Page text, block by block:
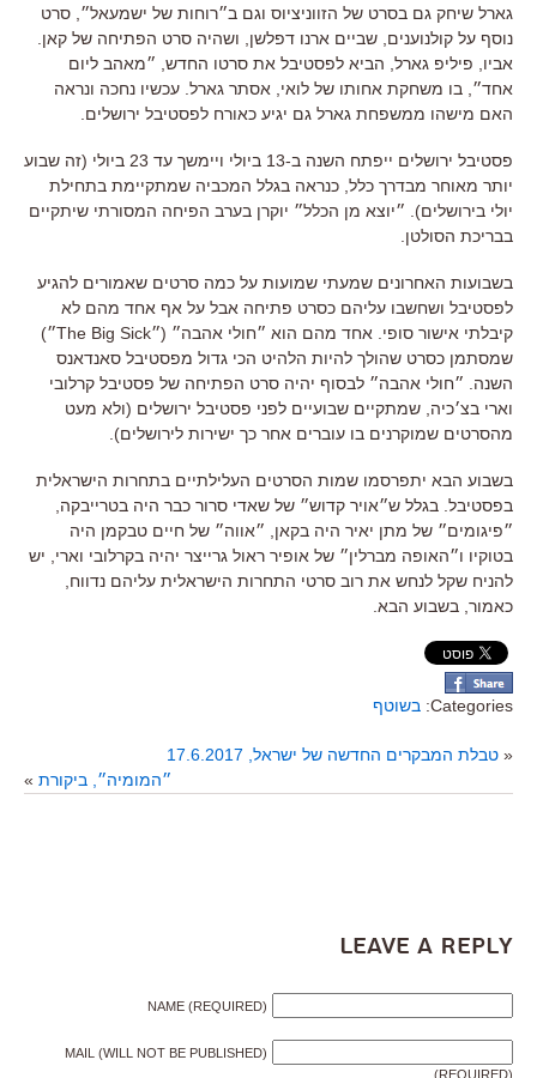
גארל שיחק גם בסרט של הזווניציוס וגם ב״רוחות של ישמעאל״, סרט
נוסף על קולנוענים, שביים ארנו דפלשן, ושהיה סרט הפתיחה של קאן.
אביו, פיליפ גארל, הביא לפסטיבל את סרטו החדש, ״מאהב ליום
אחד״, בו משחקת אחותו של לואי, אסתר גארל. עכשיו נחכה ונראה
האם מישהו ממשפחת גארל גם יגיע כאורח לפסטיבל ירושלים.
פסטיבל ירושלים ייפתח השנה ב-13 ביולי ויימשך עד 23 ביולי (זה שבוע
יותר מאוחר מבדרך כלל, כנראה בגלל המכביה שמתקיימת בתחילת
יולי בירושלים). ״יוצא מן הכלל״ יוקרן בערב הפיחה המסורתי שיתקיים
בבריכת הסולטן.
בשבועות האחרונים שמעתי שמועות על כמה סרטים שאמורים להגיע
לפסטיבל ושחשבו עליהם כסרט פתיחה אבל על אף אחד מהם לא
קיבלתי אישור סופי. אחד מהם הוא ״חולי אהבה״ (״The Big Sick״)
שמסתמן כסרט שהולך להיות הלהיט הכי גדול מפסטיבל סאנדאנס
השנה. ״חולי אהבה״ לבסוף יהיה סרט הפתיחה של פסטיבל קרלובי
וארי בצ׳כיה, שמתקיים שבועיים לפני פסטיבל ירושלים (ולא מעט
מהסרטים שמוקרנים בו עוברים אחר כך ישירות לירושלים).
בשבוע הבא יתפרסמו שמות הסרטים העלילתיים בתחרות הישראלית
בפסטיבל. בגלל ש״אויר קדוש״ של שאדי סרור כבר היה בטרייבקה,
״פיגומים״ של מתן יאיר היה בקאן, ״אווה״ של חיים טבקמן היה
בטוקיו ו״האופה מברלין״ של אופיר ראול גרייצר יהיה בקרלובי וארי, יש
להניח שקל לנחש את רוב סרטי התחרות הישראלית עליהם נדווח,
כאמור, בשבוע הבא.
Categories: בשוטף
« טבלת המבקרים החדשה של ישראל, 17.6.2017
״המומיה״, ביקורת »
Leave a Reply
NAME (REQUIRED)
MAIL (WILL NOT BE PUBLISHED)
(REQUIRED)